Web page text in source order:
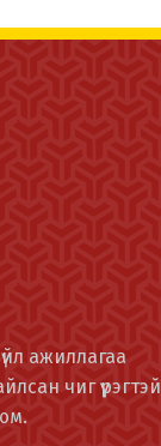
ажиллагаа
чиг үүрэгтэй